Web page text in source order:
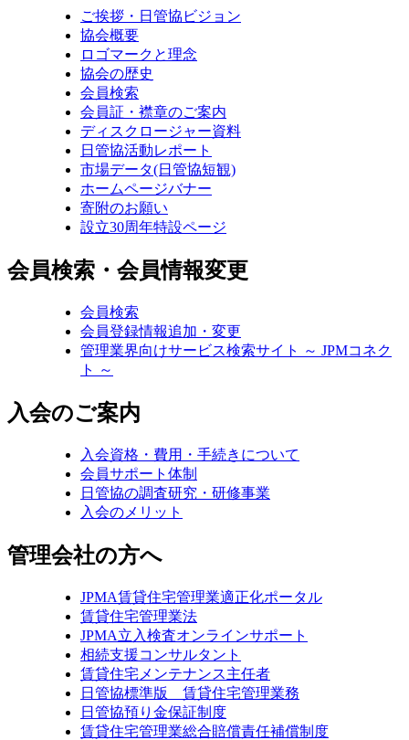
ご挨拶・日管協ビジョン
協会概要
ロゴマークと理念
協会の歴史
会員検索
会員証・襟章のご案内
ディスクロージャー資料
日管協活動レポート
市場データ(日管協短観)
ホームページバナー
寄附のお願い
設立30周年特設ページ
会員検索・会員情報変更
会員検索
会員登録情報追加・変更
管理業界向けサービス検索サイト ～ JPMコネク
ト ～
入会のご案内
入会資格・費用・手続きについて
会員サポート体制
日管協の調査研究・研修事業
入会のメリット
管理会社の方へ
JPMA賃貸住宅管理業適正化ポータル
賃貸住宅管理業法
JPMA立入検査オンラインサポート
相続支援コンサルタント
賃貸住宅メンテナンス主任者
日管協標準版 賃貸住宅管理業務
日管協預り金保証制度
賃貸住宅管理業総合賠償責任補償制度